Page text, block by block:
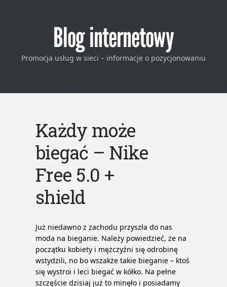
Blog internetowy
Promocja usług w sieci – informacje o pozycjonowaniu
Każdy może
biegać – Nike
Free 5.0 +
shield
Już niedawno z zachodu przyszła do nas
moda na bieganie. Należy powiedzieć, że na
początku kobiety i mężczyźni się odrobinę
wstydzili, no bo wszakże takie bieganie – ktoś
się wystroi i leci biegać w kółko. Na pełne
szczęście dzisiaj już to minęło i posiadamy